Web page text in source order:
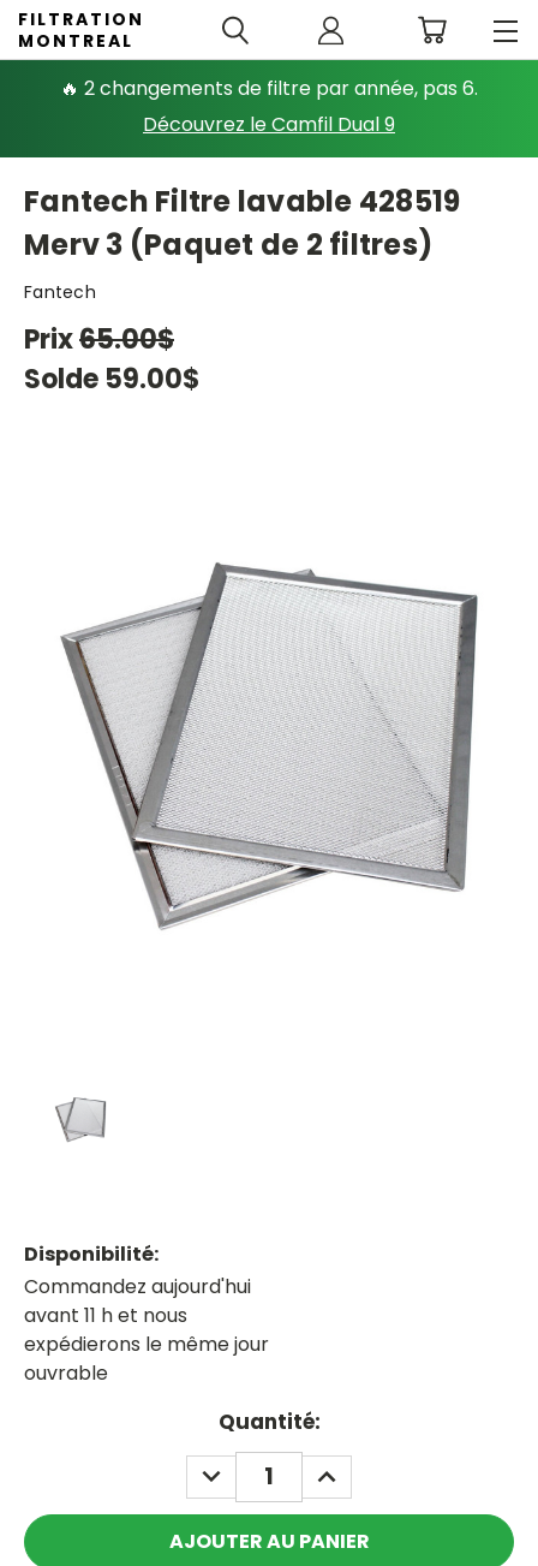
🔥 2 changements de filtre par année, pas 6.
Découvrez le Camfil Dual 9
FILTRATION
MONTREAL
Fantech Filtre lavable 428519
Merv 3 (Paquet de 2 filtres)
Fantech
Prix65.00$
Solde 59.00$
Disponibilité:
Commandez aujourd'hui
avant 11 h et nous
expédierons le même jour
ouvrable
Quantité:
DECREASE
QUANTITY:
INCREASE
QUANTITY: